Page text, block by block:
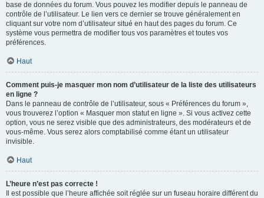
base de données du forum. Vous pouvez les modifier depuis le panneau de
contrôle de l’utilisateur. Le lien vers ce dernier se trouve généralement en
cliquant sur votre nom d’utilisateur situé en haut des pages du forum. Ce
système vous permettra de modifier tous vos paramètres et toutes vos
préférences.
Haut
Comment puis-je masquer mon nom d’utilisateur de la liste des utilisateurs
en ligne ?
Dans le panneau de contrôle de l’utilisateur, sous « Préférences du forum »,
vous trouverez l’option « Masquer mon statut en ligne ». Si vous activez cette
option, vous ne serez visible que des administrateurs, des modérateurs et de
vous-même. Vous serez alors comptabilisé comme étant un utilisateur
invisible.
Haut
L’heure n’est pas correcte !
Il est possible que l’heure affichée soit réglée sur un fuseau horaire différent du